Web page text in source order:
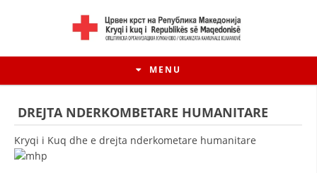
MENU
DREJTA NDERKOMBETARE HUMANITARE
Kryqi i Kuq dhe e drejta nderkometare humanitare